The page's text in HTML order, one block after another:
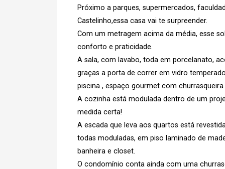
Próximo a parques, supermercados,
Castelinho,essa casa vai te surpreender.
Com um metragem acima da média, esse
conforto e praticidade.
A sala, com lavabo, toda em porcelanato,
graças a porta de correr em vidro
piscina , espaço gourmet com
A cozinha está modulada dentro de um
medida certa!
A escada que leva aos quartos está
todas moduladas, em piso laminado de
banheira e closet.
O condomínio conta ainda com uma